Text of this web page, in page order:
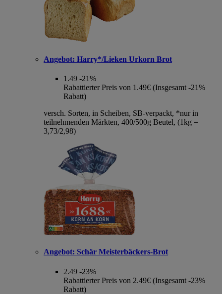
Angebot: Harry*/Lieken Urkorn Brot
1.49 -21%
Rabattierter Preis von 1.49€ (Insgesamt -21%
Rabatt)
versch. Sorten, in Scheiben, SB-verpackt, *nur in
teilnehmenden Märkten, 400/500g Beutel, (1kg =
3,73/2,98)
Angebot: Schär Meisterbäckers-Brot
2.49 -23%
Rabattierter Preis von 2.49€ (Insgesamt -23%
Rabatt)